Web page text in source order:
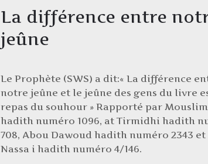
La différence entre
jeûne
Le Prophète (SWS) a dit:« La différence
notre jeûne et le jeûne des gens du livre
repas du souhour » Rapporté par Mouslim
hadith numéro 1096, at Tirmidhi hadith
708, Abou Dawoud hadith numéro 2343 et
Nassa i hadith numéro 4/146.